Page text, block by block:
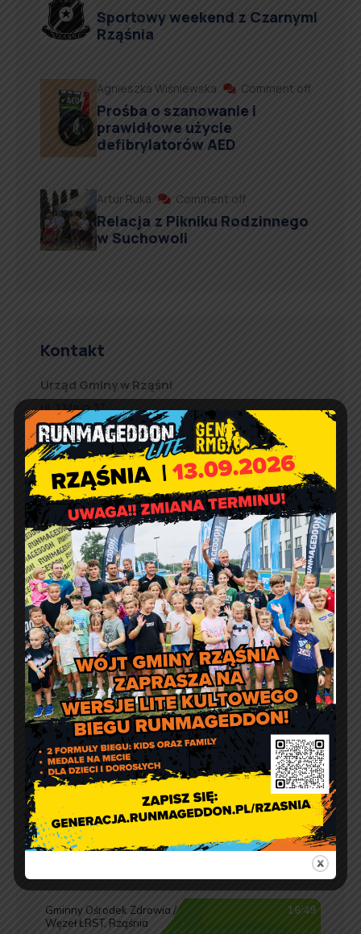
Sportowy weekend z Czarnymi
Rząśnia
Agnieszka Wiśniewska Comment off
Prośba o szanowanie i
prawidłowe użycie
defibrylatorów AED
Artur Ruka Comment off
Relacja z Pikniku Rodzinnego
w Suchowoli
Kontakt
Urząd Gminy w Rząśni
ul. 1 Maja 37
98 – 332 Rząśnia
e-doręczenia:AE:PL-57726-56911-GBSAJ-23
adres email:gmina@rzasnia.pl
tel. 44 631-71-22 (biuro podawcze)
Godziny otwarcia Urzędu:
pon.: 9:00 – 17:00
wt. – pt.: 7:30 – 15:30
Jakość powietrza